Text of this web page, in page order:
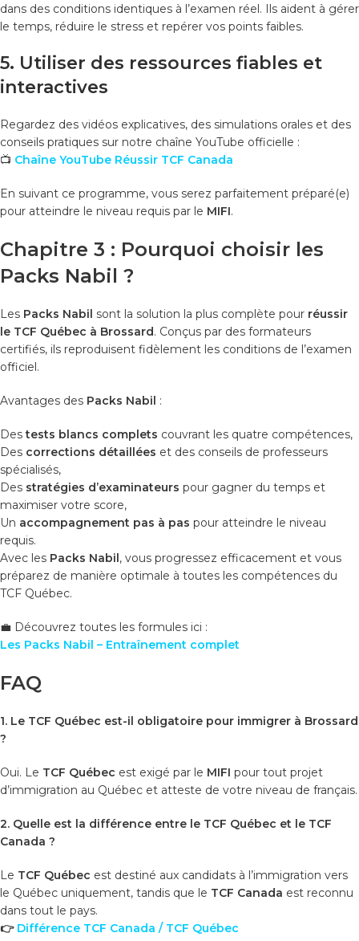
dans des conditions identiques à l’examen réel. Ils aident à gérer
le temps, réduire le stress et repérer vos points faibles.
5. Utiliser des ressources fiables et
interactives
Regardez des vidéos explicatives, des simulations orales et des
conseils pratiques sur notre chaîne YouTube officielle :
📺 Chaîne YouTube Réussir TCF Canada
En suivant ce programme, vous serez parfaitement préparé(e)
pour atteindre le niveau requis par le MIFI.
Chapitre 3 : Pourquoi choisir les
Packs Nabil ?
Les Packs Nabil sont la solution la plus complète pour réussir
le TCF Québec à Brossard. Conçus par des formateurs
certifiés, ils reproduisent fidèlement les conditions de l’examen
officiel.
Avantages des Packs Nabil :
Destests blancs complets couvrant les quatre compétences,
Des corrections détaillées et des conseils de professeurs
spécialisés,
Des stratégies d’examinateurs pour gagner du temps et
maximiser votre score,
Un accompagnement pas à pas pour atteindre le niveau
requis.
Avec les Packs Nabil , vous progressez efficacement et vous
préparez de manière optimale à toutes les compétences du
TCF Québec.
💼 Découvrez toutes les formules ici :
Les Packs Nabil – Entraînement complet
FAQ
1. Le TCF Québec est-il obligatoire pour immigrer à Brossard
?
Oui. Le TCF Québec est exigé par le MIFI pour tout projet
d’immigration au Québec et atteste de votre niveau de français.
2. Quelle est la différence entre le TCF Québec et le TCF
Canada ?
Le TCF Québec est destiné aux candidats à l’immigration vers
le Québec uniquement, tandis que le TCF Canada est reconnu
dans tout le pays.
👉 Différence TCF Canada / TCF Québec